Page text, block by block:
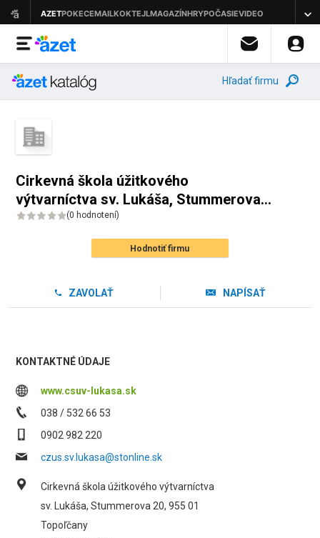
Hľadať firmu
Cirkevná škola úžitkového
výtvarníctva sv. Lukáša, Stummerova
20, 955 01 Topoľčany
(0 hodnotení)
Hodnotiť firmu
ZAVOLAŤ NAPÍSAŤ
KONTAKTNÉ ÚDAJE
www.csuv-lukasa.sk
038 / 532 66 53
0902 982 220
czus.sv.lukasa@stonline.sk
Cirkevná škola úžitkového výtvarníctva
sv. Lukáša, Stummerova 20, 955 01
Topoľčany